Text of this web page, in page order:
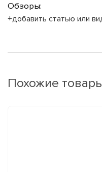
Обзоры:
+добавить статью или
Похожие